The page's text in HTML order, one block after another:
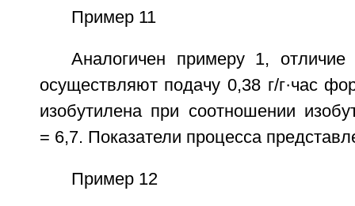
Пример 11
Аналогичен примеру 1,
осуществляют подачу 0,38 г/г·час
изобутилена при соотношении
= 6,7. Показатели процесса
Пример 12